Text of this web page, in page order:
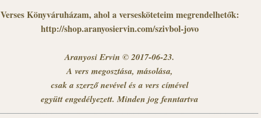
Verses Könyváruházam, ahol a versesköteteim megrendelhetők:
http://shop.aranyosiervin.com/szivbol-jovo
Aranyosi Ervin © 2017-06-23.
A vers megosztása, másolása,
csak a szerző nevével és a vers címével
együtt engedélyezett. Minden jog fenntartva